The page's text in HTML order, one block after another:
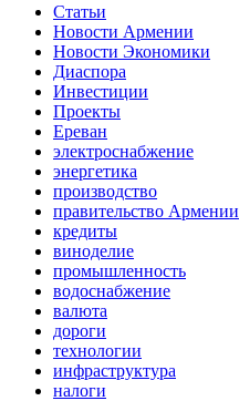
Статьи
Новости Армении
Новости Экономики
Диаспора
Инвестиции
Проекты
Ереван
электроснабжение
энергетика
производство
правительство Армении
кредиты
виноделие
промышленность
водоснабжение
валюта
дороги
технологии
инфраструктура
налоги